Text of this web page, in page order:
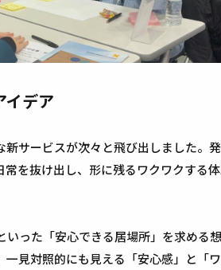
イデア
サービスが次々と飛び出しました。
を抜け出し、形に残るワクワクする
った「安心できる居場所」を求める
見対照的にも見える「安心感」と「